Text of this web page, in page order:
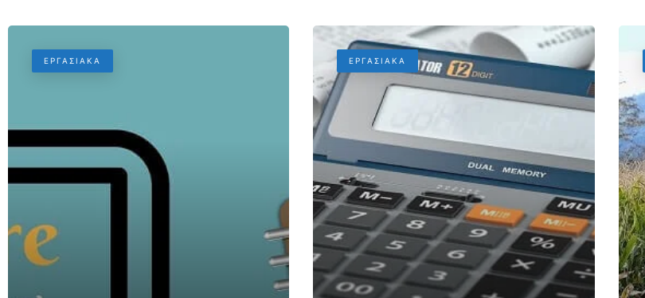
ΕΡΓΑΣΙΑΚΆ ΕΡΓΑΣΙΑΚΆ